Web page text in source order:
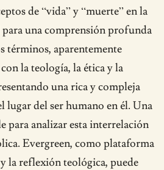
de “vida” y “muerte” en la
una comprensión profunda
términos, aparentemente
la teología, la ética y la
una rica y compleja
lugar del ser humano en él. Una
para analizar esta interrelación
Evergreen, como plataforma
y la reflexión teológica, puede